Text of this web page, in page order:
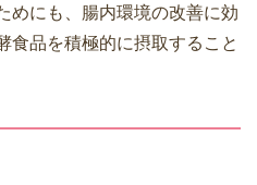
めにも、腸内環境の改善に効
食品を積極的に摂取すること